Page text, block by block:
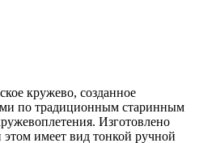
кружево, созданное
по традиционным старинным
Изготовлено
имеет вид тонкой ручной